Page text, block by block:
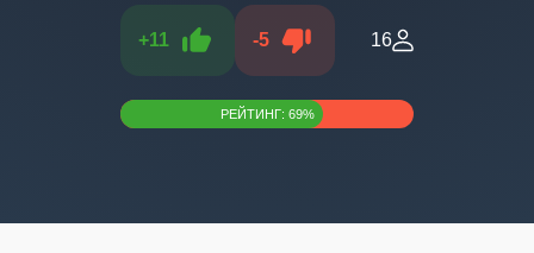
+11 -5 16
РЕЙТИНГ: 69%